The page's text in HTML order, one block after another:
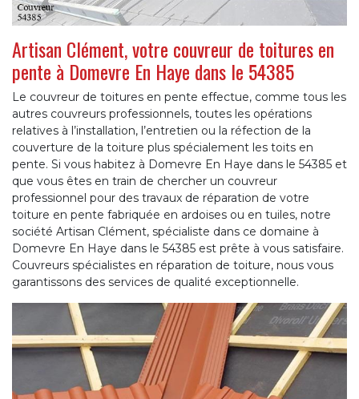
Artisan Clément, votre couvreur de toitures en
pente à Domevre En Haye dans le 54385
Le couvreur de toitures en pente effectue, comme tous les
autres couvreurs professionnels, toutes les opérations
relatives à l’installation, l’entretien ou la réfection de la
couverture de la toiture plus spécialement les toits en
pente. Si vous habitez à Domevre En Haye dans le 54385 et
que vous êtes en train de chercher un couvreur
professionnel pour des travaux de réparation de votre
toiture en pente fabriquée en ardoises ou en tuiles, notre
société Artisan Clément, spécialiste dans ce domaine à
Domevre En Haye dans le 54385 est prête à vous satisfaire.
Couvreurs spécialistes en réparation de toiture, nous vous
garantissons des services de qualité exceptionnelle.